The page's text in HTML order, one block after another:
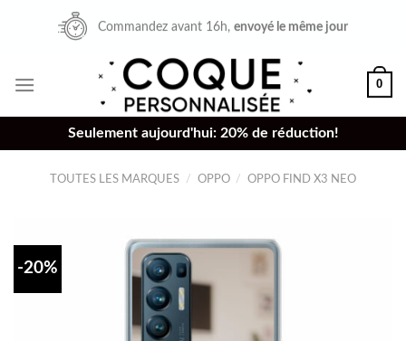
Commandez avant 16h,envoyé le même jour
0
Seulement aujourd'hui: 20% de réduction!
TOUTES LES MARQUES / OPPO / OPPO FIND X3 NEO
-20%